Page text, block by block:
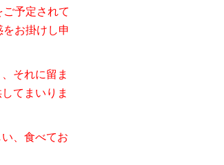
予定されて
お掛けし申
それに留ま
てまいりま
、食べてお